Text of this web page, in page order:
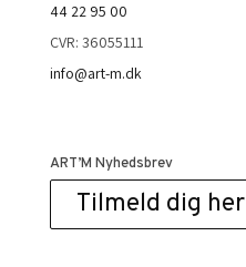
44 22 95 00
CVR: 36055111
info@art-m.dk
ART’M Nyhedsbrev
Tilmeld dig her